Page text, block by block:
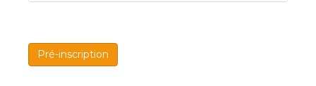
Pré-inscription